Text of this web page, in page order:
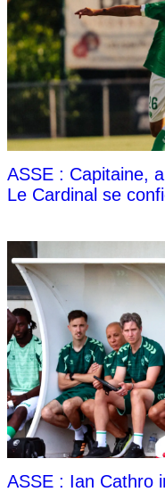
ASSE : Capitaine,
Le Cardinal se
ASSE : Ian Cathro